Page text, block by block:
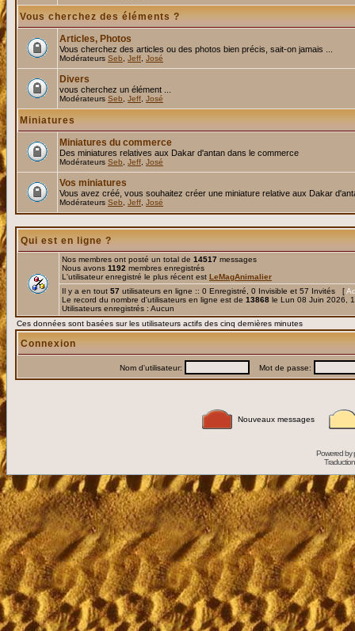
Vous cherchez des éléments ?
Articles, Photos
Vous cherchez des articles ou des photos bien précis, sait-on jamais ...
Modérateurs Seb Jeff José
Divers
vous cherchez un élément ...
Modérateurs Seb Jeff José
Miniatures
Miniatures du commerce
Des miniatures relatives aux Dakar d'antan dans le commerce
Modérateurs Seb Jeff José
Vos miniatures
Vous avez créé, vous souhaitez créer une miniature relative aux Dakar
Modérateurs Seb Jeff José
Qui est en ligne ?
Nos membres ont posté un total de 14517 messages
Nous avons 1192 membres enregistrés
L'utilisateur enregistré le plus récent est LeMagAnimalier
Il y a en tout 57 utilisateurs en ligne :: 0 Enregistré, 0 Invisible et 57 Invités [
Le record du nombre d'utilisateurs en ligne est de 13868 le Lun 08 Juin 2026,
Utilisateurs enregistrés : Aucun
Ces données sont basées sur les utilisateurs actifs des cinq dernières minutes
Connexion
Nom d'utilisateur: Mot de passe:
Nouveaux messages
Powered by